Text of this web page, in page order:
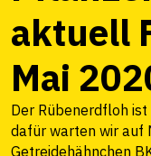
aktuell
Mai
Der Rübenerdfloh
dafür warten wir auf
Getreidehähnchen